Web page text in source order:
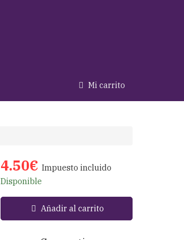
Mi carrito
4.50€ Impuesto incluido
Disponible
Añadir al carrito